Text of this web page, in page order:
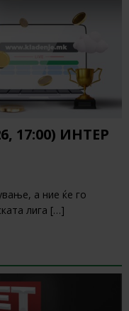
17:00) ИНТЕР
а ние ќе го
лига […]